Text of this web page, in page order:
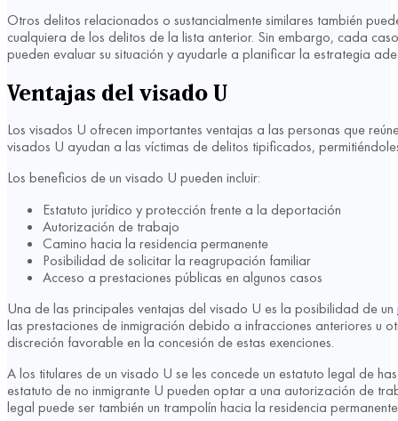
Otros delitos relacionados o sustancialmente similares también
cualquiera de los delitos de la lista anterior. Sin embargo, cada
pueden evaluar su situación y ayudarle a planificar la estrategia
Ventajas del visado U
Los visados U ofrecen importantes ventajas a las personas que
visados U ayudan a las víctimas de delitos tipificados,
Los beneficios de un visado U pueden incluir:
Estatuto jurídico y protección frente a la deportación
Autorización de trabajo
Camino hacia la residencia permanente
Posibilidad de solicitar la reagrupación familiar
Acceso a prestaciones públicas en algunos casos
Una de las principales ventajas del visado U es la posibilidad de un
las prestaciones de inmigración debido a infracciones anteriores u
discreción favorable en la concesión de estas exenciones.
A los titulares de un visado U se les concede un estatuto legal de
estatuto de no inmigrante U pueden optar a una autorización de
legal puede ser también un trampolín hacia la residencia